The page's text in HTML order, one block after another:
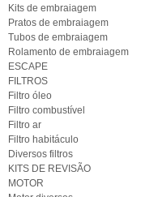
Kits de embraiagem
Pratos de embraiagem
Tubos de embraiagem
Rolamento de embraiagem
ESCAPE
FILTROS
Filtro óleo
Filtro combustível
Filtro ar
Filtro habitáculo
Diversos filtros
KITS DE REVISÃO
MOTOR